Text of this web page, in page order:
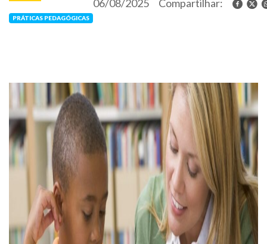
PRÁTICAS PEDAGÓGICAS
06/08/2025 Compartilhar: